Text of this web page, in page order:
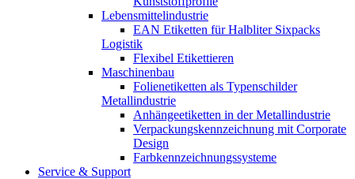
Lebensmittelindustrie
EAN Etiketten für Halbliter Sixpacks
Logistik
Flexibel Etikettieren
Maschinenbau
Folienetiketten als Typenschilder
Metallindustrie
Anhängeetiketten in der Metallindustrie
Verpackungskennzeichnung mit Corporate
Design
Farbkennzeichnungssysteme
Service & Support